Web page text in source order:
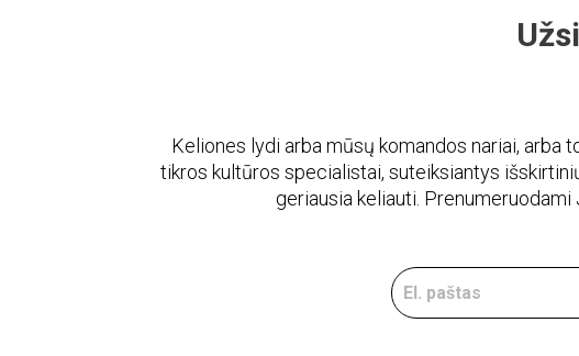
Keliones lydi arba mūsų komandos nariai,
tikros kultūros specialistai, suteiksiantys
geriausia keliauti.